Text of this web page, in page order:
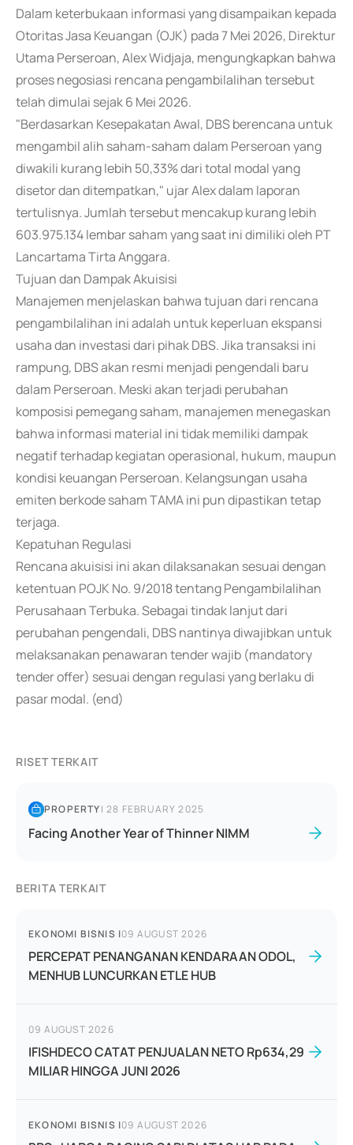
Dalam keterbukaan informasi yang disampaikan kepada
Otoritas Jasa Keuangan (OJK) pada 7 Mei 2026, Direktur
Utama Perseroan, Alex Widjaja, mengungkapkan bahwa
proses negosiasi rencana pengambilalihan tersebut
telah dimulai sejak 6 Mei 2026.
"Berdasarkan Kesepakatan Awal, DBS berencana untuk
mengambil alih saham-saham dalam Perseroan yang
diwakili kurang lebih 50,33% dari total modal yang
disetor dan ditempatkan," ujar Alex dalam laporan
tertulisnya. Jumlah tersebut mencakup kurang lebih
603.975.134 lembar saham yang saat ini dimiliki oleh PT
Lancartama Tirta Anggara.
Tujuan dan Dampak Akuisisi
Manajemen menjelaskan bahwa tujuan dari rencana
pengambilalihan ini adalah untuk keperluan ekspansi
usaha dan investasi dari pihak DBS. Jika transaksi ini
rampung, DBS akan resmi menjadi pengendali baru
dalam Perseroan. Meski akan terjadi perubahan
komposisi pemegang saham, manajemen menegaskan
bahwa informasi material ini tidak memiliki dampak
negatif terhadap kegiatan operasional, hukum, maupun
kondisi keuangan Perseroan. Kelangsungan usaha
emiten berkode saham TAMA ini pun dipastikan tetap
terjaga.
Kepatuhan Regulasi
Rencana akuisisi ini akan dilaksanakan sesuai dengan
ketentuan POJK No. 9/2018 tentang Pengambilalihan
Perusahaan Terbuka. Sebagai tindak lanjut dari
perubahan pengendali, DBS nantinya diwajibkan untuk
melaksanakan penawaran tender wajib (mandatory
tender offer) sesuai dengan regulasi yang berlaku di
pasar modal. (end)
RISET TERKAIT
PROPERTY|28 FEBRUARY 2025
Facing Another Year of Thinner NIMM
BERITA TERKAIT
EKONOMI BISNIS |09 AUGUST 2026
PERCEPAT PENANGANAN KENDARAAN ODOL,
MENHUB LUNCURKAN ETLE HUB
09 AUGUST 2026
IFISHDECO CATAT PENJUALAN NETO Rp634,29
MILIAR HINGGA JUNI 2026
EKONOMI BISNIS |09 AUGUST 2026